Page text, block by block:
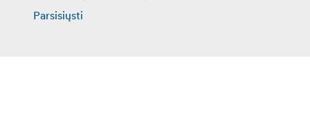
Parsisiųsti